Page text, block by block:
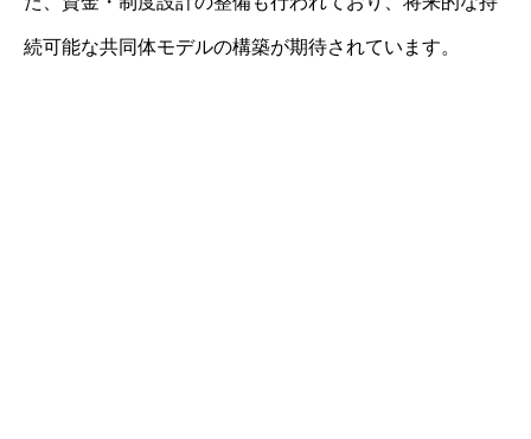
続可能な共同体モデルの構築が期待されています。